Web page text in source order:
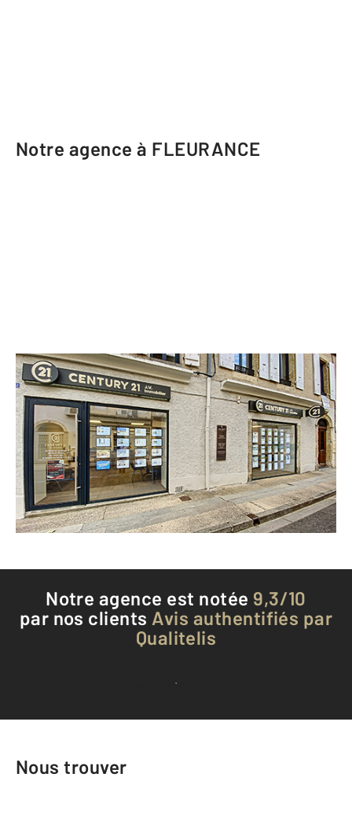
Notre agence à FLEURANCE
CENTURY 21 J.V. Immobilier
72 rue Gambetta
FLEURANCE - 32500
Envoyer un message
Téléphoner à l'agence
Notre agence est notée 9,3/10
par nos clients Avis authentifiés par
Qualitelis
Voir tous les avis clients
Nous trouver